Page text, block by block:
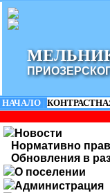
НАЧАЛО |
Новости
Нормативно
Обновления в
О поселении
Администрация